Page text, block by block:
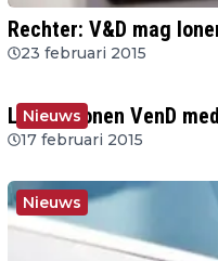
Rechter: V&D mag
23 februari 2015
Nieuws
Lagere lonen VenD
17 februari 2015
Nieuws